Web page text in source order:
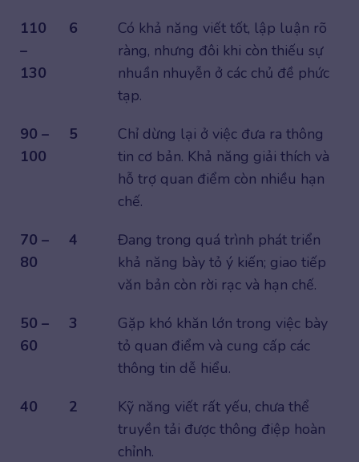
110
–
130
6
Có khả năng viết tốt, lập luận rõ
ràng, nhưng đôi khi còn thiếu sự
nhuần nhuyễn ở các chủ đề phức
tạp.
90 –
100
5
Chỉ dừng lại ở việc đưa ra thông
tin cơ bản. Khả năng giải thích và
hỗ trợ quan điểm còn nhiều hạn
chế.
70 –
80
4
Đang trong quá trình phát triển
khả năng bày tỏ ý kiến; giao tiếp
văn bản còn rời rạc và hạn chế.
50 –
60
3
Gặp khó khăn lớn trong việc bày
tỏ quan điểm và cung cấp các
thông tin dễ hiểu.
40
2
Kỹ năng viết rất yếu, chưa thể
truyền tải được thông điệp hoàn
chỉnh.